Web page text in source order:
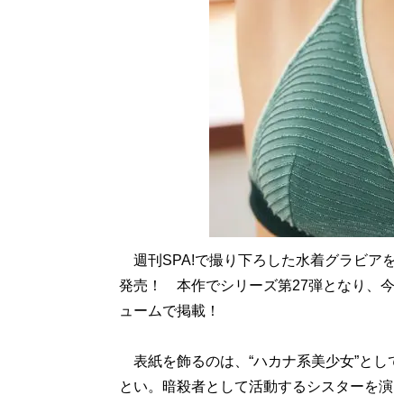
週刊SPA!で撮り下ろした水着グラビア
発売！ 本作でシリーズ第27弾となり、
ュームで掲載！
表紙を飾るのは、“ハカナ系美少女”と
とい。暗殺者として活動するシスターを